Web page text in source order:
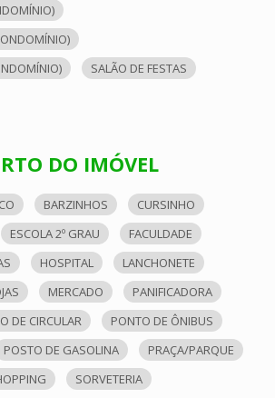
SALÃO DE FESTAS
DO IMÓVEL
BARZINHOS
CURSINHO
ESCOLA 2º GRAU
FACULDADE
HOSPITAL
LANCHONETE
MERCADO
PANIFICADORA
DE CIRCULAR
PONTO DE ÔNIBUS
POSTO DE GASOLINA
PRAÇA/PARQUE
SORVETERIA